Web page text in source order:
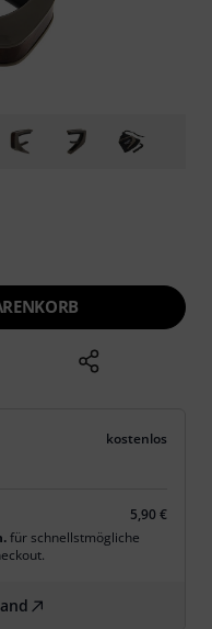
kostenlos
5,90 €
für schnellstmögliche